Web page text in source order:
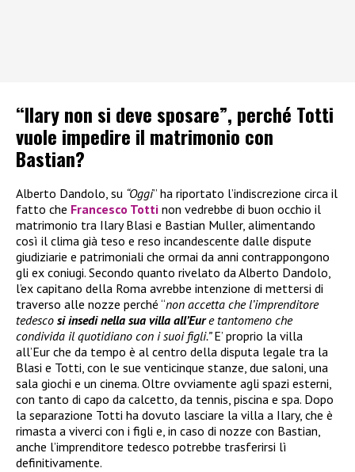
“Ilary non si deve sposare”, perché Totti
vuole impedire il matrimonio con
Bastian?
Alberto Dandolo, su “Oggi” ha riportato l’indiscrezione circa il
fatto che Francesco Totti non vedrebbe di buon occhio il
matrimonio tra Ilary Blasi e Bastian Muller, alimentando
così il clima già teso e reso incandescente dalle dispute
giudiziarie e patrimoniali che ormai da anni contrappongono
gli ex coniugi. Secondo quanto rivelato da Alberto Dandolo,
l’ex capitano della Roma avrebbe intenzione di mettersi di
traverso alle nozze perché “non accetta che l’imprenditore
tedesco si insedi nella sua villa all’Eure tantomeno che
condivida il quotidiano con i suoi figli.”E’ proprio la villa
all’Eur che da tempo è al centro della disputa legale tra la
Blasi e Totti, con le sue venticinque stanze, due saloni, una
sala giochi e un cinema. Oltre ovviamente agli spazi esterni,
con tanto di capo da calcetto, da tennis, piscina e spa. Dopo
la separazione Totti ha dovuto lasciare la villa a Ilary, che è
rimasta a viverci con i figli e, in caso di nozze con Bastian,
anche l’imprenditore tedesco potrebbe trasferirsi lì
definitivamente.